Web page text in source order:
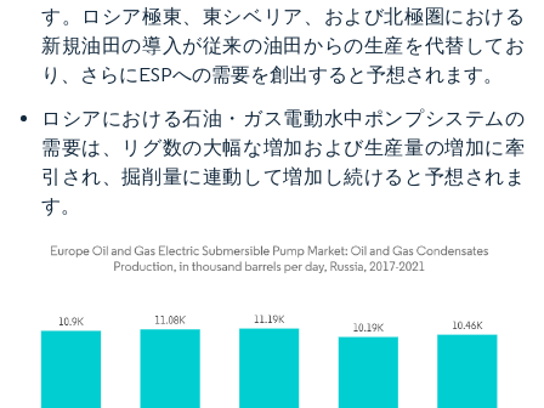
す。ロシア極東、東シベリア、および北極圏における
新規油田の導入が従来の油田からの生産を代替してお
り、さらにESPへの需要を創出すると予想されます。
ロシアにおける石油・ガス電動水中ポンプシステムの
需要は、リグ数の大幅な増加および生産量の増加に牽
引され、掘削量に連動して増加し続けると予想されま
す。